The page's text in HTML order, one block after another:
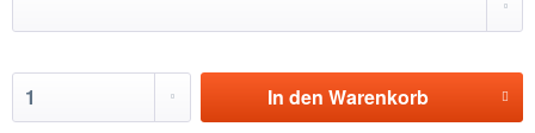
In den Warenkorb